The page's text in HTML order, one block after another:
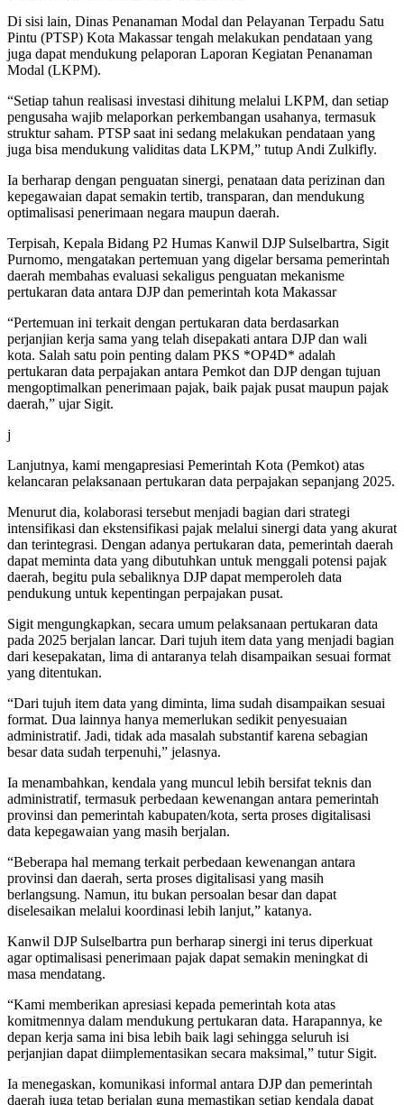
Di sisi lain, Dinas Penanaman Modal dan Pelayanan Terpadu Satu
Pintu (PTSP) Kota Makassar tengah melakukan pendataan yang
juga dapat mendukung pelaporan Laporan Kegiatan Penanaman
Modal (LKPM).
“Setiap tahun realisasi investasi dihitung melalui LKPM, dan setiap
pengusaha wajib melaporkan perkembangan usahanya, termasuk
struktur saham. PTSP saat ini sedang melakukan pendataan yang
juga bisa mendukung validitas data LKPM,” tutup Andi Zulkifly.
Ia berharap dengan penguatan sinergi, penataan data perizinan dan
kepegawaian dapat semakin tertib, transparan, dan mendukung
optimalisasi penerimaan negara maupun daerah.
Terpisah, Kepala Bidang P2 Humas Kanwil DJP Sulselbartra, Sigit
Purnomo, mengatakan pertemuan yang digelar bersama pemerintah
daerah membahas evaluasi sekaligus penguatan mekanisme
pertukaran data antara DJP dan pemerintah kota Makassar
“Pertemuan ini terkait dengan pertukaran data berdasarkan
perjanjian kerja sama yang telah disepakati antara DJP dan wali
kota. Salah satu poin penting dalam PKS *OP4D* adalah
pertukaran data perpajakan antara Pemkot dan DJP dengan tujuan
mengoptimalkan penerimaan pajak, baik pajak pusat maupun pajak
daerah,” ujar Sigit.
j
Lanjutnya, kami mengapresiasi Pemerintah Kota (Pemkot) atas
kelancaran pelaksanaan pertukaran data perpajakan sepanjang 2025.
Menurut dia, kolaborasi tersebut menjadi bagian dari strategi
intensifikasi dan ekstensifikasi pajak melalui sinergi data yang akurat
dan terintegrasi. Dengan adanya pertukaran data, pemerintah daerah
dapat meminta data yang dibutuhkan untuk menggali potensi pajak
daerah, begitu pula sebaliknya DJP dapat memperoleh data
pendukung untuk kepentingan perpajakan pusat.
Sigit mengungkapkan, secara umum pelaksanaan pertukaran data
pada 2025 berjalan lancar. Dari tujuh item data yang menjadi bagian
dari kesepakatan, lima di antaranya telah disampaikan sesuai format
yang ditentukan.
“Dari tujuh item data yang diminta, lima sudah disampaikan sesuai
format. Dua lainnya hanya memerlukan sedikit penyesuaian
administratif. Jadi, tidak ada masalah substantif karena sebagian
besar data sudah terpenuhi,” jelasnya.
Ia menambahkan, kendala yang muncul lebih bersifat teknis dan
administratif, termasuk perbedaan kewenangan antara pemerintah
provinsi dan pemerintah kabupaten/kota, serta proses digitalisasi
data kepegawaian yang masih berjalan.
“Beberapa hal memang terkait perbedaan kewenangan antara
provinsi dan daerah, serta proses digitalisasi yang masih
berlangsung. Namun, itu bukan persoalan besar dan dapat
diselesaikan melalui koordinasi lebih lanjut,” katanya.
Kanwil DJP Sulselbartra pun berharap sinergi ini terus diperkuat
agar optimalisasi penerimaan pajak dapat semakin meningkat di
masa mendatang.
“Kami memberikan apresiasi kepada pemerintah kota atas
komitmennya dalam mendukung pertukaran data. Harapannya, ke
depan kerja sama ini bisa lebih baik lagi sehingga seluruh isi
perjanjian dapat diimplementasikan secara maksimal,” tutur Sigit.
Ia menegaskan, komunikasi informal antara DJP dan pemerintah
daerah juga tetap berjalan guna memastikan setiap kendala dapat